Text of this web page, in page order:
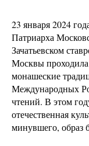
23 января 2024
Патриарха
Зачатьевском
Москвы
монашеские
Международных
чтений. В этом
отечественная
минувшего, образ